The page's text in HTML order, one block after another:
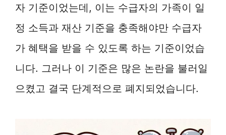
자 기준이었는데, 이는 수급자의 가족이 일
정 소득과 재산 기준을 충족해야만 수급자
가 혜택을 받을 수 있도록 하는 기준이었습
니다. 그러나 이 기준은 많은 논란을 불러일
으켰고 결국 단계적으로 폐지되었습니다.